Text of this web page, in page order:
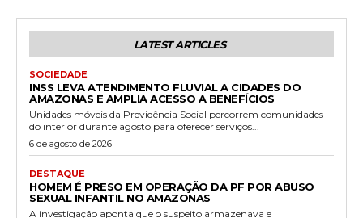
LATEST ARTICLES
SOCIEDADE
INSS LEVA ATENDIMENTO FLUVIAL A CIDADES DO
AMAZONAS E AMPLIA ACESSO A BENEFÍCIOS
Unidades móveis da Previdência Social percorrem comunidades
do interior durante agosto para oferecer serviços...
6 de agosto de 2026
DESTAQUE
HOMEM É PRESO EM OPERAÇÃO DA PF POR ABUSO
SEXUAL INFANTIL NO AMAZONAS
A investigação aponta que o suspeito armazenava e